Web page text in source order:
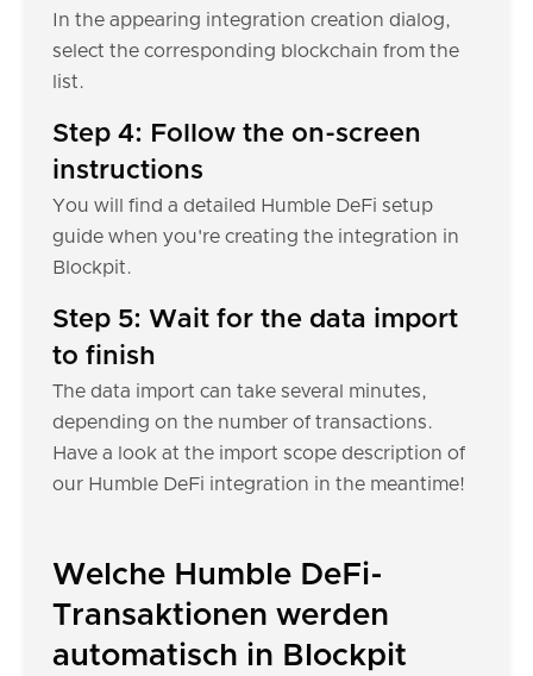
In the appearing integration creation dialog,
select the corresponding blockchain from the
list.
Step 4: Follow the on-screen
instructions
You will find a detailed Humble DeFi setup
guide when you're creating the integration in
Blockpit.
Step 5: Wait for the data import
to finish
The data import can take several minutes,
depending on the number of transactions.
Have a look at the import scope description of
our Humble DeFi integration in the meantime!
Welche Humble DeFi-
Transaktionen werden
automatisch in Blockpit